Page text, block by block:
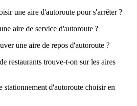
une aire d'autoroute pour s'arrêter ?
aire de service d'autoroute ?
une aire de repos d'autoroute ?
trouve-t-on sur les aires
d'autoroute choisir en